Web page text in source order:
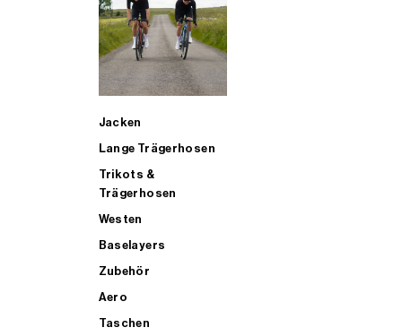
Jacken
Lange Trägerhosen
Trikots &
Trägerhosen
Westen
Baselayers
Zubehör
Aero
Taschen
ALLE TRIATHLONARTIKEL FÜR MÄNNER KAUFEN